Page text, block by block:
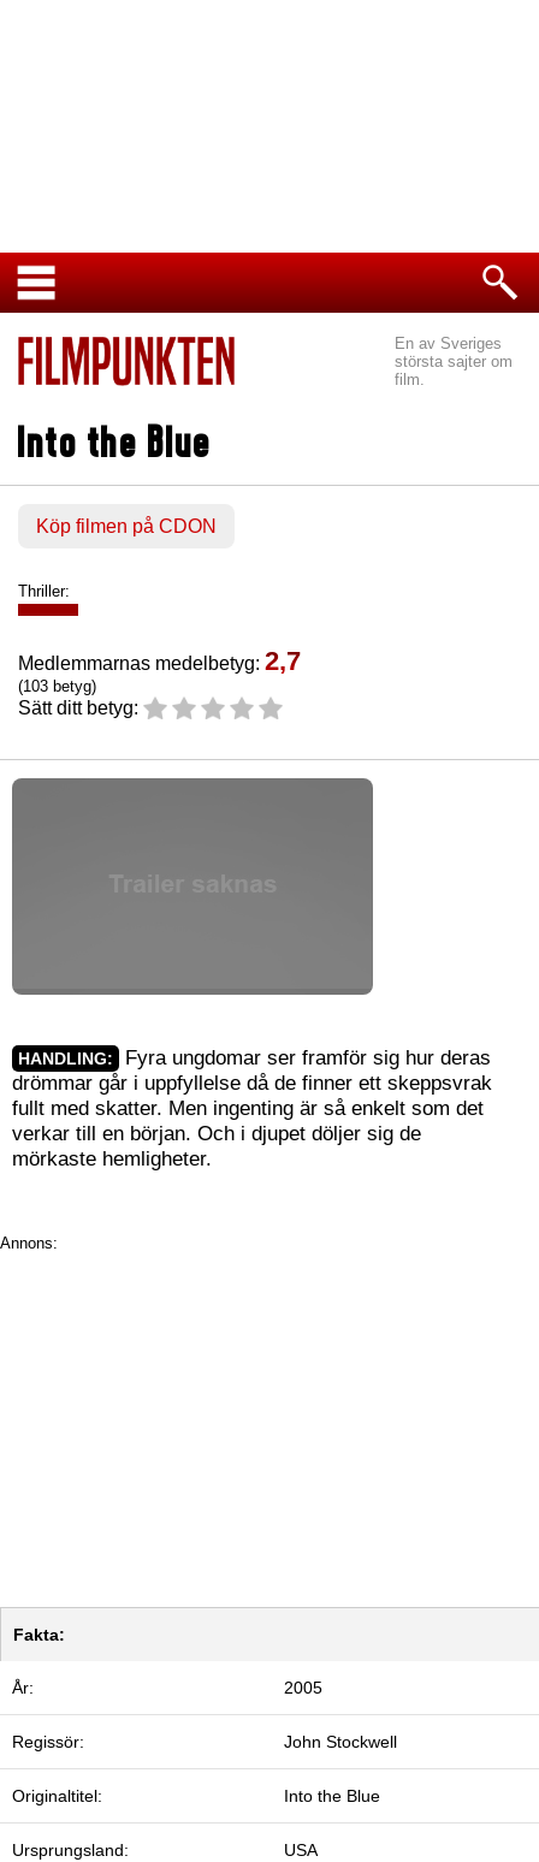
En av Sveriges
största sajter om
film.
Into the Blue
Köp filmen på CDON
Thriller:
Medlemmarnas medelbetyg: 2,7
(103 betyg)
Sätt ditt betyg:
HANDLING:
Fyra ungdomar ser framför sig hur deras
drömmar går i uppfyllelse då de finner ett skeppsvrak
fullt med skatter. Men ingenting är så enkelt som det
verkar till en början. Och i djupet döljer sig de
mörkaste hemligheter.
Annons:
Fakta:
År: 2005
Regissör: John Stockwell
Originaltitel: Into the Blue
Ursprungsland: USA